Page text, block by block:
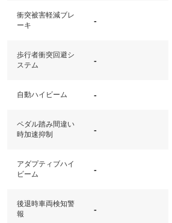
衝突被害軽減ブレ
ーキ
-
歩行者衝突回避シ
ステム
-
自動ハイビーム -
ペダル踏み間違い
時加速抑制
-
アダプティブハイ
ビーム
-
後退時車両検知警
報
-